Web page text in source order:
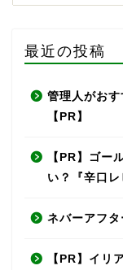
最近の投稿
管理人がお
【PR】
【PR】ゴー
い？『辛口レ
ネバーアフタ
【PR】イリ